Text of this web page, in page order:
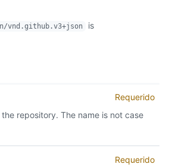
vnd.github.v3+json
is
Requerido
repository. The name is not case
Requerido